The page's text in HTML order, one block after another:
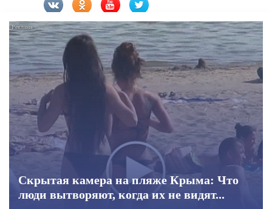
Скрытая камера на пляже Крыма: Что
люди вытворяют, когда их не видят...